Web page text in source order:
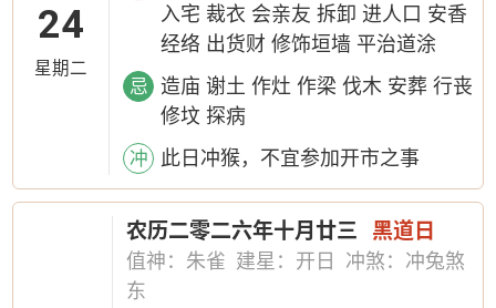
24
星期二
入宅 裁衣 会亲友 拆卸 进人口 安香
经络 出货财 修饰垣墙 平治道涂
忌
造庙 谢土 作灶 作梁 伐木 安葬 行丧
修坟 探病
冲 此日冲猴，不宜参加开市之事
农历二零二六年十月廿三 黑道日
值神：朱雀 建星：开日
冲煞：冲兔煞
东